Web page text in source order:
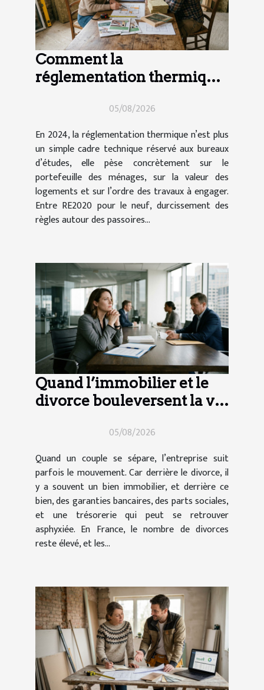
Comment la
réglementation thermique
travaux en 2024
05/08/2026
En 2024, la réglementation thermique n’est plus
un simple cadre technique réservé aux bureaux
d’études, elle pèse concrètement sur le
portefeuille des ménages, sur la valeur des
logements et sur l’ordre des travaux à engager.
Entre RE2020 pour le neuf, durcissement des
règles autour des passoires...
Quand l’immobilier et le
divorce bouleversent la vie
05/08/2026
Quand un couple se sépare, l’entreprise suit
parfois le mouvement. Car derrière le divorce, il
y a souvent un bien immobilier, et derrière ce
bien, des garanties bancaires, des parts sociales,
et une trésorerie qui peut se retrouver
asphyxiée. En France, le nombre de divorces
reste élevé, et les...